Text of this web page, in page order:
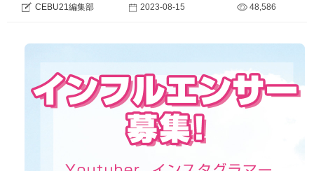
CEBU21編集部 2023-08-15 48,586